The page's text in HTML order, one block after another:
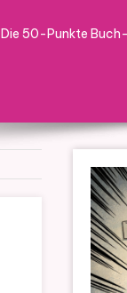
Die 50-Punkte